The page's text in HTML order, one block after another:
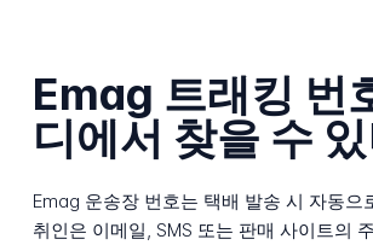
Emag 트래킹 번
디에서 찾을 수
Emag 운송장 번호는 택배 발송 시 자동으
취인은 이메일, SMS 또는 판매 사이트의